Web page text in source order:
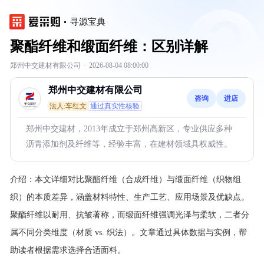
寻源宝典
聚酯纤维和缎面纤维：区别详解
郑州中交建材有限公司 · 2026-08-04 08:00:00
郑州中交建材有限公司
法人:车红文 通过真实性核验
咨询 进店
郑州中交建材，2013年成立于郑州高新区，专业供应多种
沥青添加剂及纤维等，经验丰富，在建材领域具权威性。
介绍： 本文详细对比聚酯纤维（合成纤维）与缎面纤维（织物组
织）的本质差异，涵盖材料特性、生产工艺、应用场景及优缺点。
聚酯纤维以耐用、抗皱著称，而缎面纤维强调光泽与柔软，二者分
属不同分类维度（材质 vs. 织法）。文章通过具体数据与实例，帮
助读者根据需求选择合适面料。